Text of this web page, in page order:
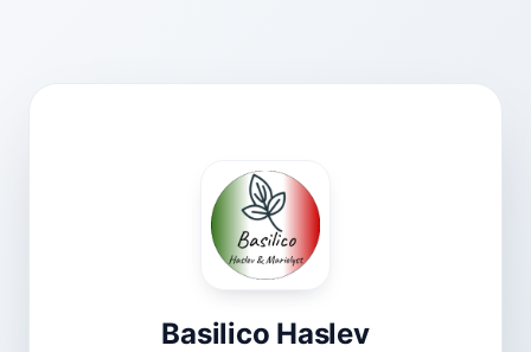
Basilico Haslev